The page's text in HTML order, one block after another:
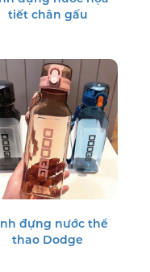
tiết chân gấu
đựng nước thể
thao Dodge